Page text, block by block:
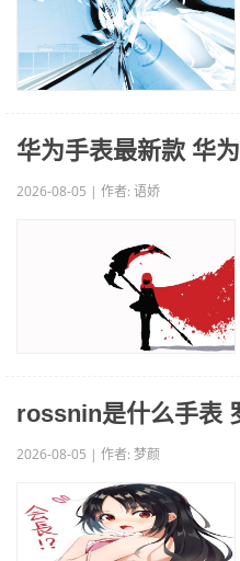
华为手表最新款 华
2026-08-05 | 作者: 语娇
rossnin是什么手表
2026-08-05 | 作者: 梦颜